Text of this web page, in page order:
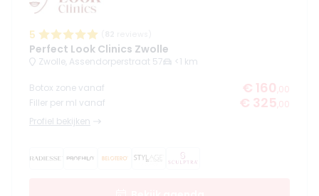
5
Perfect Look Clinics Zwolle
Zwolle, Assendorperstraat 57 <1 km
Botox zone vanaf € 160 ,00
Filler per ml vanaf
€ 325 ,00
Profiel bekijken